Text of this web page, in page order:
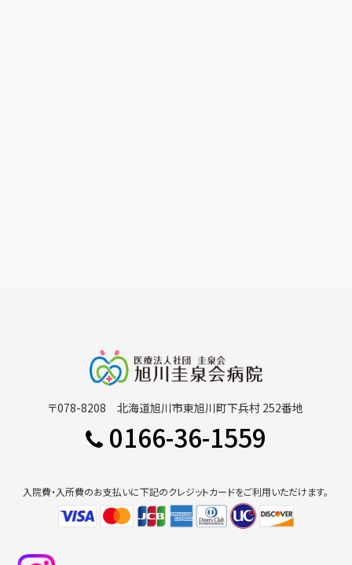
〒078-8208 北海道旭川市東旭川町下兵村 252番地
0166-36-1559
入院費・入所費のお支払いに下記のクレジットカードをご利用いただけます。